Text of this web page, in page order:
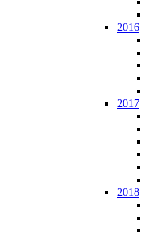
2016
2017
2018